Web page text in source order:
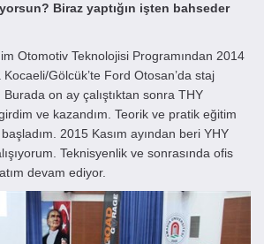
Biraz yaptığın işten bahseder
Otomotiv Teknolojisi Programından 2014
Kocaeli/Gölcük’te Ford Otosan’da staj
Burada on ay çalıştıktan sonra THY
ve kazandım. Teorik ve pratik eğitim
2015 Kasım ayından beri YHY
Teknisyenlik ve sonrasında ofis
devam ediyor.